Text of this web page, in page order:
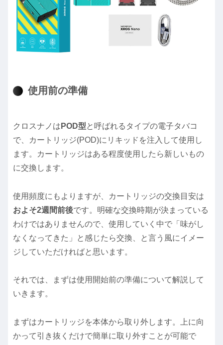
使用前の準備
クロスナノは POD型と呼ばれるタイプの電子タバコ
で、カートリッジ(POD)にリキッドを注入して使用し
ます。カートリッジはある程度使用したら新しいもの
に交換します。
使用頻度にもよりますが、カートリッジの交換目安は
およそ2週間前後です。明確な交換時期が決まっている
わけではありませんので、使用していく中で「味がし
なくなってきた」と感じたら交換、と言う風にイメー
ジしていただければと思います。
それでは、まずは使用開始前の準備について解説して
いきます。
まずはカートリッジを本体から取り外します。上に向
かって引き抜くだけで簡単に取り外すことが可能で